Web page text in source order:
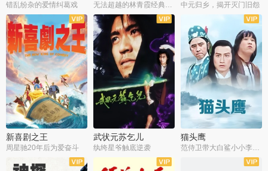
错乱纷杂的爱情纠葛戏 无法超越的林青霞经典角色 中元归乡，揭开灭门旧怨
新喜剧之王
周星驰20年后为爱奋斗
武状元苏乞儿
纨绔星爷触底逆袭
猫头鹰